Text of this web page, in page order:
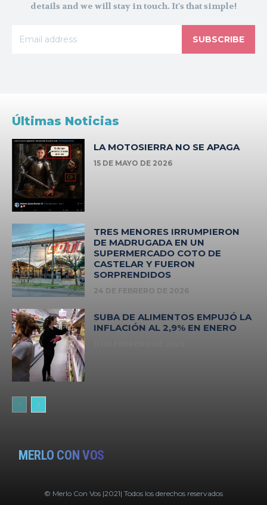
details and we will stay in touch. It's that simple!
SUBSCRIBE
Últimas Noticias
LA MOTOSIERRA NO SE APAGA
15 DE MAYO DE 2026
TRES MENORES IRRUMPIERON
DE MADRUGADA EN UN
SUPERMERCADO COTO DE
CASTELAR Y FUERON
SORPRENDIDOS
24 DE FEBRERO DE 2026
SUBA DE ALIMENTOS EMPUJÓ LA
INFLACIÓN AL 2,9% EN ENERO
MERLO CON VOS
© Merlo Con Vos |2021| Todos los derechos reservados